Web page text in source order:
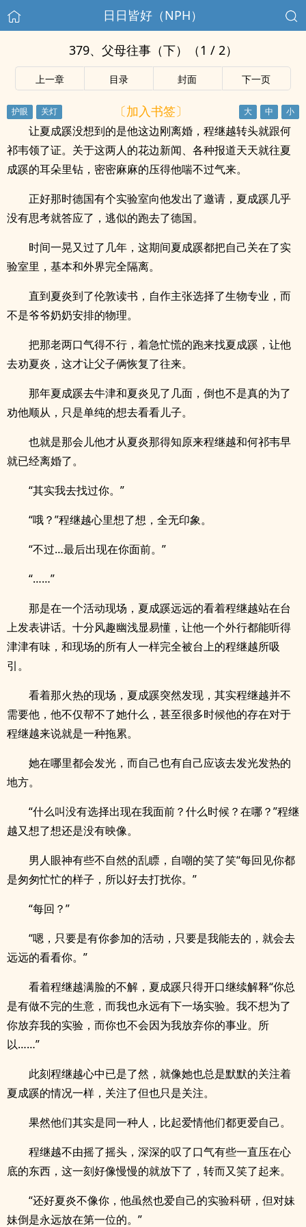
日日皆好（NPH）
379、父母往事（下）（1 / 2）
上一章 目录 封面 下一页
〔加入书签〕
让夏成蹊没想到的是他这边刚离婚，程继越转头就跟何
祁韦领了证。关于这两人的花边新闻、各种报道天天就往夏
成蹊的耳朵里钻，密密麻麻的压得他喘不过气来。
正好那时德国有个实验室向他发出了邀请，夏成蹊几乎
没有思考就答应了，逃似的跑去了德国。
时间一晃又过了几年，这期间夏成蹊都把自己关在了实
验室里，基本和外界完全隔离。
直到夏炎到了伦敦读书，自作主张选择了生物专业，而
不是爷爷奶奶安排的物理。
把那老两口气得不行，着急忙慌的跑来找夏成蹊，让他
去劝夏炎，这才让父子俩恢复了往来。
那年夏成蹊去牛津和夏炎见了几面，倒也不是真的为了
劝他顺从，只是单纯的想去看看儿子。
也就是那会儿他才从夏炎那得知原来程继越和何祁韦早
就已经离婚了。
“其实我去找过你。”
“哦？”程继越心里想了想，全无印象。
“不过…最后出现在你面前。”
“……”
那是在一个活动现场，夏成蹊远远的看着程继越站在台
上发表讲话。十分风趣幽浅显易懂，让他一个外行都能听得
津津有味，和现场的所有人一样完全被台上的程继越所吸
引。
看着那火热的现场，夏成蹊突然发现，其实程继越并不
需要他，他不仅帮不了她什么，甚至很多时候他的存在对于
程继越来说就是一种拖累。
她在哪里都会发光，而自己也有自己应该去发光发热的
地方。
“什么叫没有选择出现在我面前？什么时候？在哪？”程继
越又想了想还是没有映像。
男人眼神有些不自然的乱瞟，自嘲的笑了笑“每回见你都
是匆匆忙忙的样子，所以好去打扰你。”
“每回？”
“嗯，只要是有你参加的活动，只要是我能去的，就会去
远远的看看你。”
看着程继越满脸的不解，夏成蹊只得开口继续解释“你总
是有做不完的生意，而我也永远有下一场实验。我不想为了
你放弃我的实验，而你也不会因为我放弃你的事业。所
以……”
此刻程继越心中已是了然，就像她也总是默默的关注着
夏成蹊的情况一样，关注了但也只是关注。
果然他们其实是同一种人，比起爱情他们都更爱自己。
程继越不由摇了摇头，深深的叹了口气有些一直压在心
底的东西，这一刻好像慢慢的就放下了，转而又笑了起来。
“还好夏炎不像你，他虽然也爱自己的实验科研，但对妹
妹倒是永远放在第一位的。”